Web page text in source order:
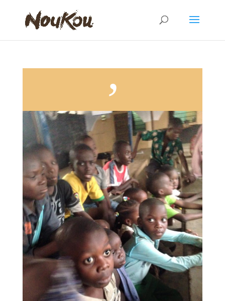
Goûter au profit des orphelins de Mercy Children’s Home